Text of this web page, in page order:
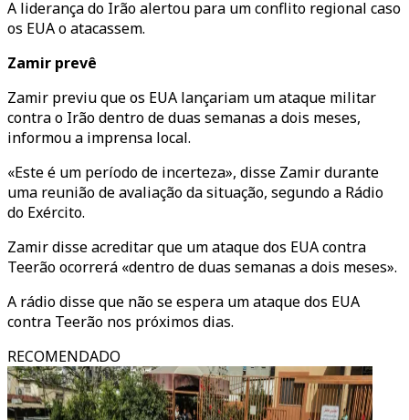
A liderança do Irão alertou para um conflito regional caso
os EUA o atacassem.
Zamir prevê
Zamir previu que os EUA lançariam um ataque militar
contra o Irão dentro de duas semanas a dois meses,
informou a imprensa local.
«Este é um período de incerteza», disse Zamir durante
uma reunião de avaliação da situação, segundo a Rádio
do Exército.
Zamir disse acreditar que um ataque dos EUA contra
Teerão ocorrerá «dentro de duas semanas a dois meses».
A rádio disse que não se espera um ataque dos EUA
contra Teerão nos próximos dias.
RECOMENDADO